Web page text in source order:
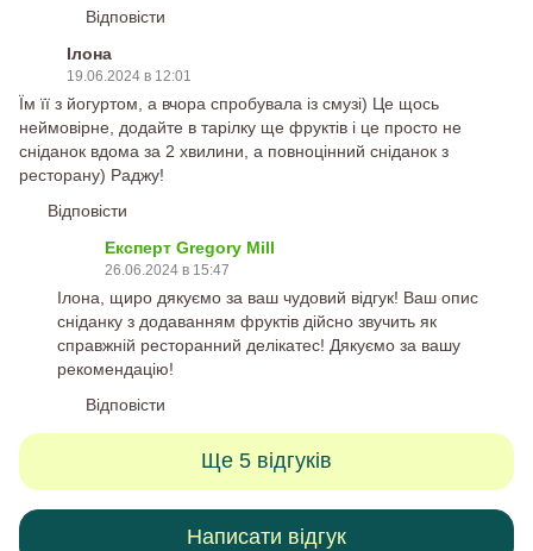
Відповісти
Ілона
19.06.2024 в 12:01
Їм її з йогуртом, а вчора спробувала із смузі) Це щось
неймовірне, додайте в тарілку ще фруктів і це просто не
сніданок вдома за 2 хвилини, а повноцінний сніданок з
ресторану) Раджу!
Відповісти
Експерт Gregory Mill
26.06.2024 в 15:47
Ілона, щиро дякуємо за ваш чудовий відгук! Ваш опис
сніданку з додаванням фруктів дійсно звучить як
справжній ресторанний делікатес! Дякуємо за вашу
рекомендацію!
Відповісти
Ще 5 відгуків
Написати відгук